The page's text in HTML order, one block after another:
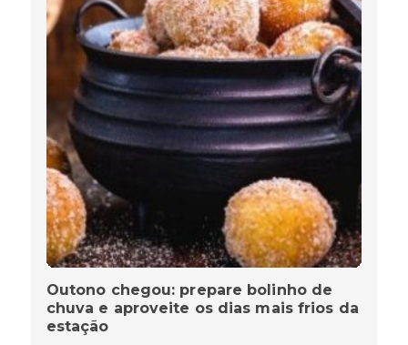
Outono chegou: prepare bolinho de
chuva e aproveite os dias mais frios da
estação